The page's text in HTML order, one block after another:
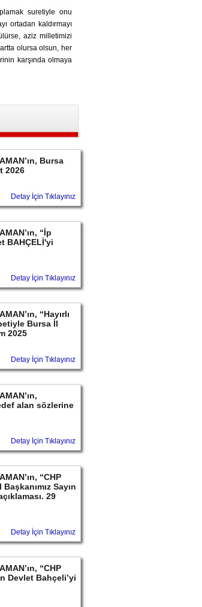
suretiyle onu
ortadan kaldırmayı
aziz milletimizi
olursa olsun, her
karşında olmaya
Bursa
2026
Detay İçin Tıklayınız
“İp
BAHÇELİ'yi
Detay İçin Tıklayınız
“Hayırlı
Bursa İl
2025
Detay İçin Tıklayınız
alan sözlerine
Detay İçin Tıklayınız
“CHP
Sayın
29
Detay İçin Tıklayınız
“CHP
Devlet Bahçeli’yi